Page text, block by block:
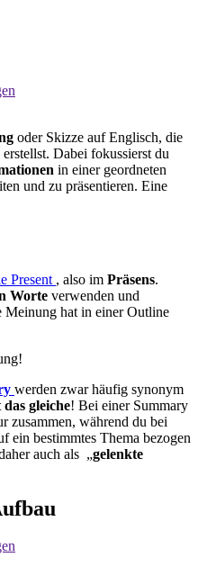
oder Skizze auf Englisch, die
Dabei fokussierst du
in einer geordneten
und zu präsentieren. Eine
Present , also im Präsens.
Worte verwenden und
Meinung hat in einer Outline
werden zwar häufig synonym
gleiche! Bei einer Summary
zusammen, während du bei
ein bestimmtes Thema bezogen
auch als „gelenkte